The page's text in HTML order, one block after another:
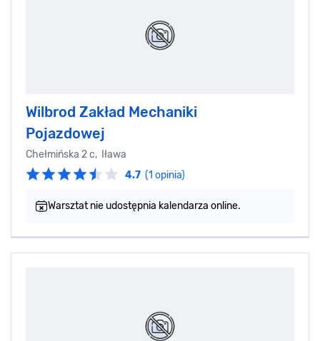
Wilbrod Zakład Mechaniki
Pojazdowej
Chełmińska 2 c, Iława
4.7 (1 opinia)
Warsztat nie udostępnia kalendarza online.